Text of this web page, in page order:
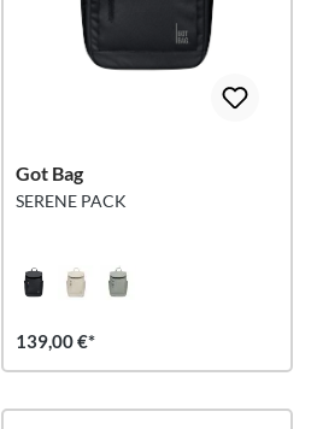
Got Bag
SERENE PACK
139,00 €*